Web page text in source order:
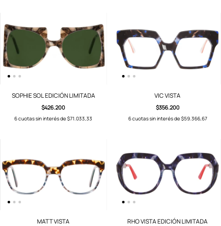
SOPHIE SOL EDICIÓN LIMITADA
$426.200
6cuotas sin interés de$71.033,33
VIC VISTA
$356.200
6cuotas sin interés de$59.366,67
MATT VISTA RHO VISTA EDICIÓN LIMITADA